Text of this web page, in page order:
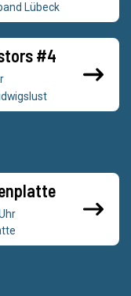
Lübeck
#4